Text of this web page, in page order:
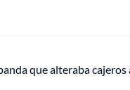
que alteraba